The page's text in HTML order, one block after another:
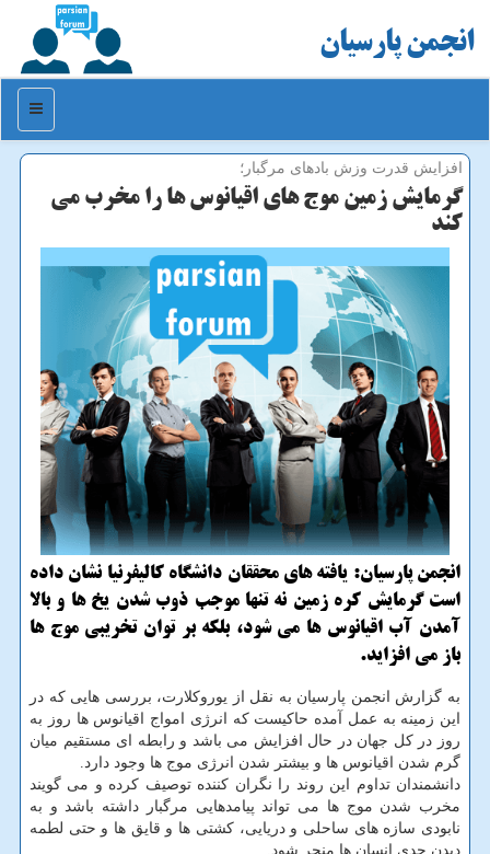
انجمن پارسیان
منو
افزایش قدرت وزش بادهای مرگبار؛
گرمایش زمین موج های اقیانوس ها را مخرب می
كند
انجمن پارسیان: یافته های محققان دانشگاه كالیفرنیا نشان داده
است گرمایش كره زمین نه تنها موجب ذوب شدن یخ ها و بالا
آمدن آب اقیانوس ها می شود، بلكه بر توان تخریبی موج ها
باز می افزاید.
به گزارش انجمن پارسیان به نقل از یوروكلارت، بررسی هایی كه در
این زمینه به عمل آمده حاكیست كه انرژی امواج اقیانوس ها روز به
روز در كل جهان در حال افزایش می باشد و رابطه ای مستقیم میان
گرم شدن اقیانوس ها و بیشتر شدن انرژی موج ها وجود دارد.
دانشمندان تداوم این روند را نگران كننده توصیف كرده و می گویند
مخرب شدن موج ها می تواند پیامدهایی مرگبار داشته باشد و به
نابودی سازه های ساحلی و دریایی، كشتی ها و قایق ها و حتی لطمه
دیدن جدی انسان ها منجر شود.